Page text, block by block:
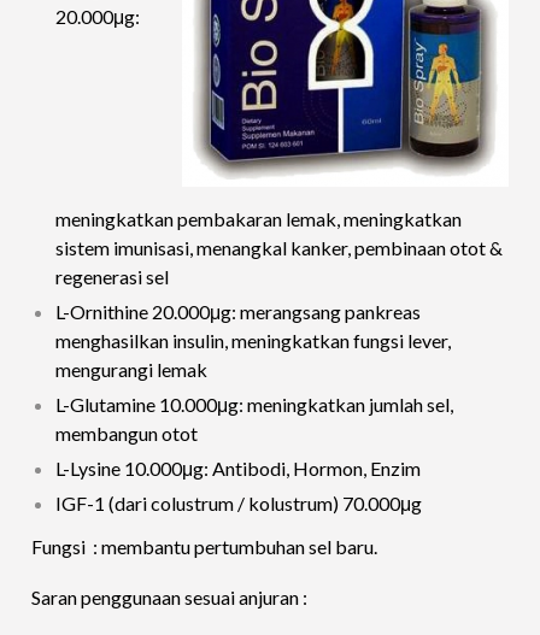
20.000μg:
meningkatkan pembakaran lemak, meningkatkan
sistem imunisasi, menangkal kanker, pembinaan otot &
regenerasi sel
L-Ornithine 20.000μg: merangsang pankreas
menghasilkan insulin, meningkatkan fungsi lever,
mengurangi lemak
L-Glutamine 10.000μg: meningkatkan jumlah sel,
membangun otot
L-Lysine 10.000μg: Antibodi, Hormon, Enzim
IGF-1 (dari colustrum / kolustrum) 70.000μg
Fungsi : membantu pertumbuhan sel baru.
Saran penggunaan sesuai anjuran :